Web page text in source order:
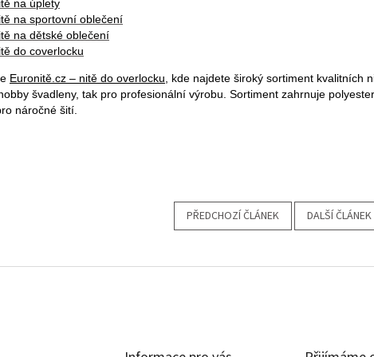
na úplety
na sportovní oblečení
na dětské oblečení
do coverlocku
Euronitě.cz – nitě do overlocku , kde najdete široký sortiment
švadleny, tak pro profesionální výrobu. Sortiment zahrnuje
náročné šití.
PŘEDCHOZÍ ČLÁNEK DALŠÍ ČLÁNEK